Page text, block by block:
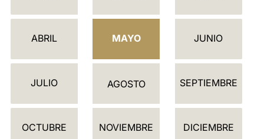
L
D
R
ABRIL MAYO JUNIO
JULIO AGOSTO SEPTIEMBRE
OCTUBRE NOVIEMBRE DICIEMBRE